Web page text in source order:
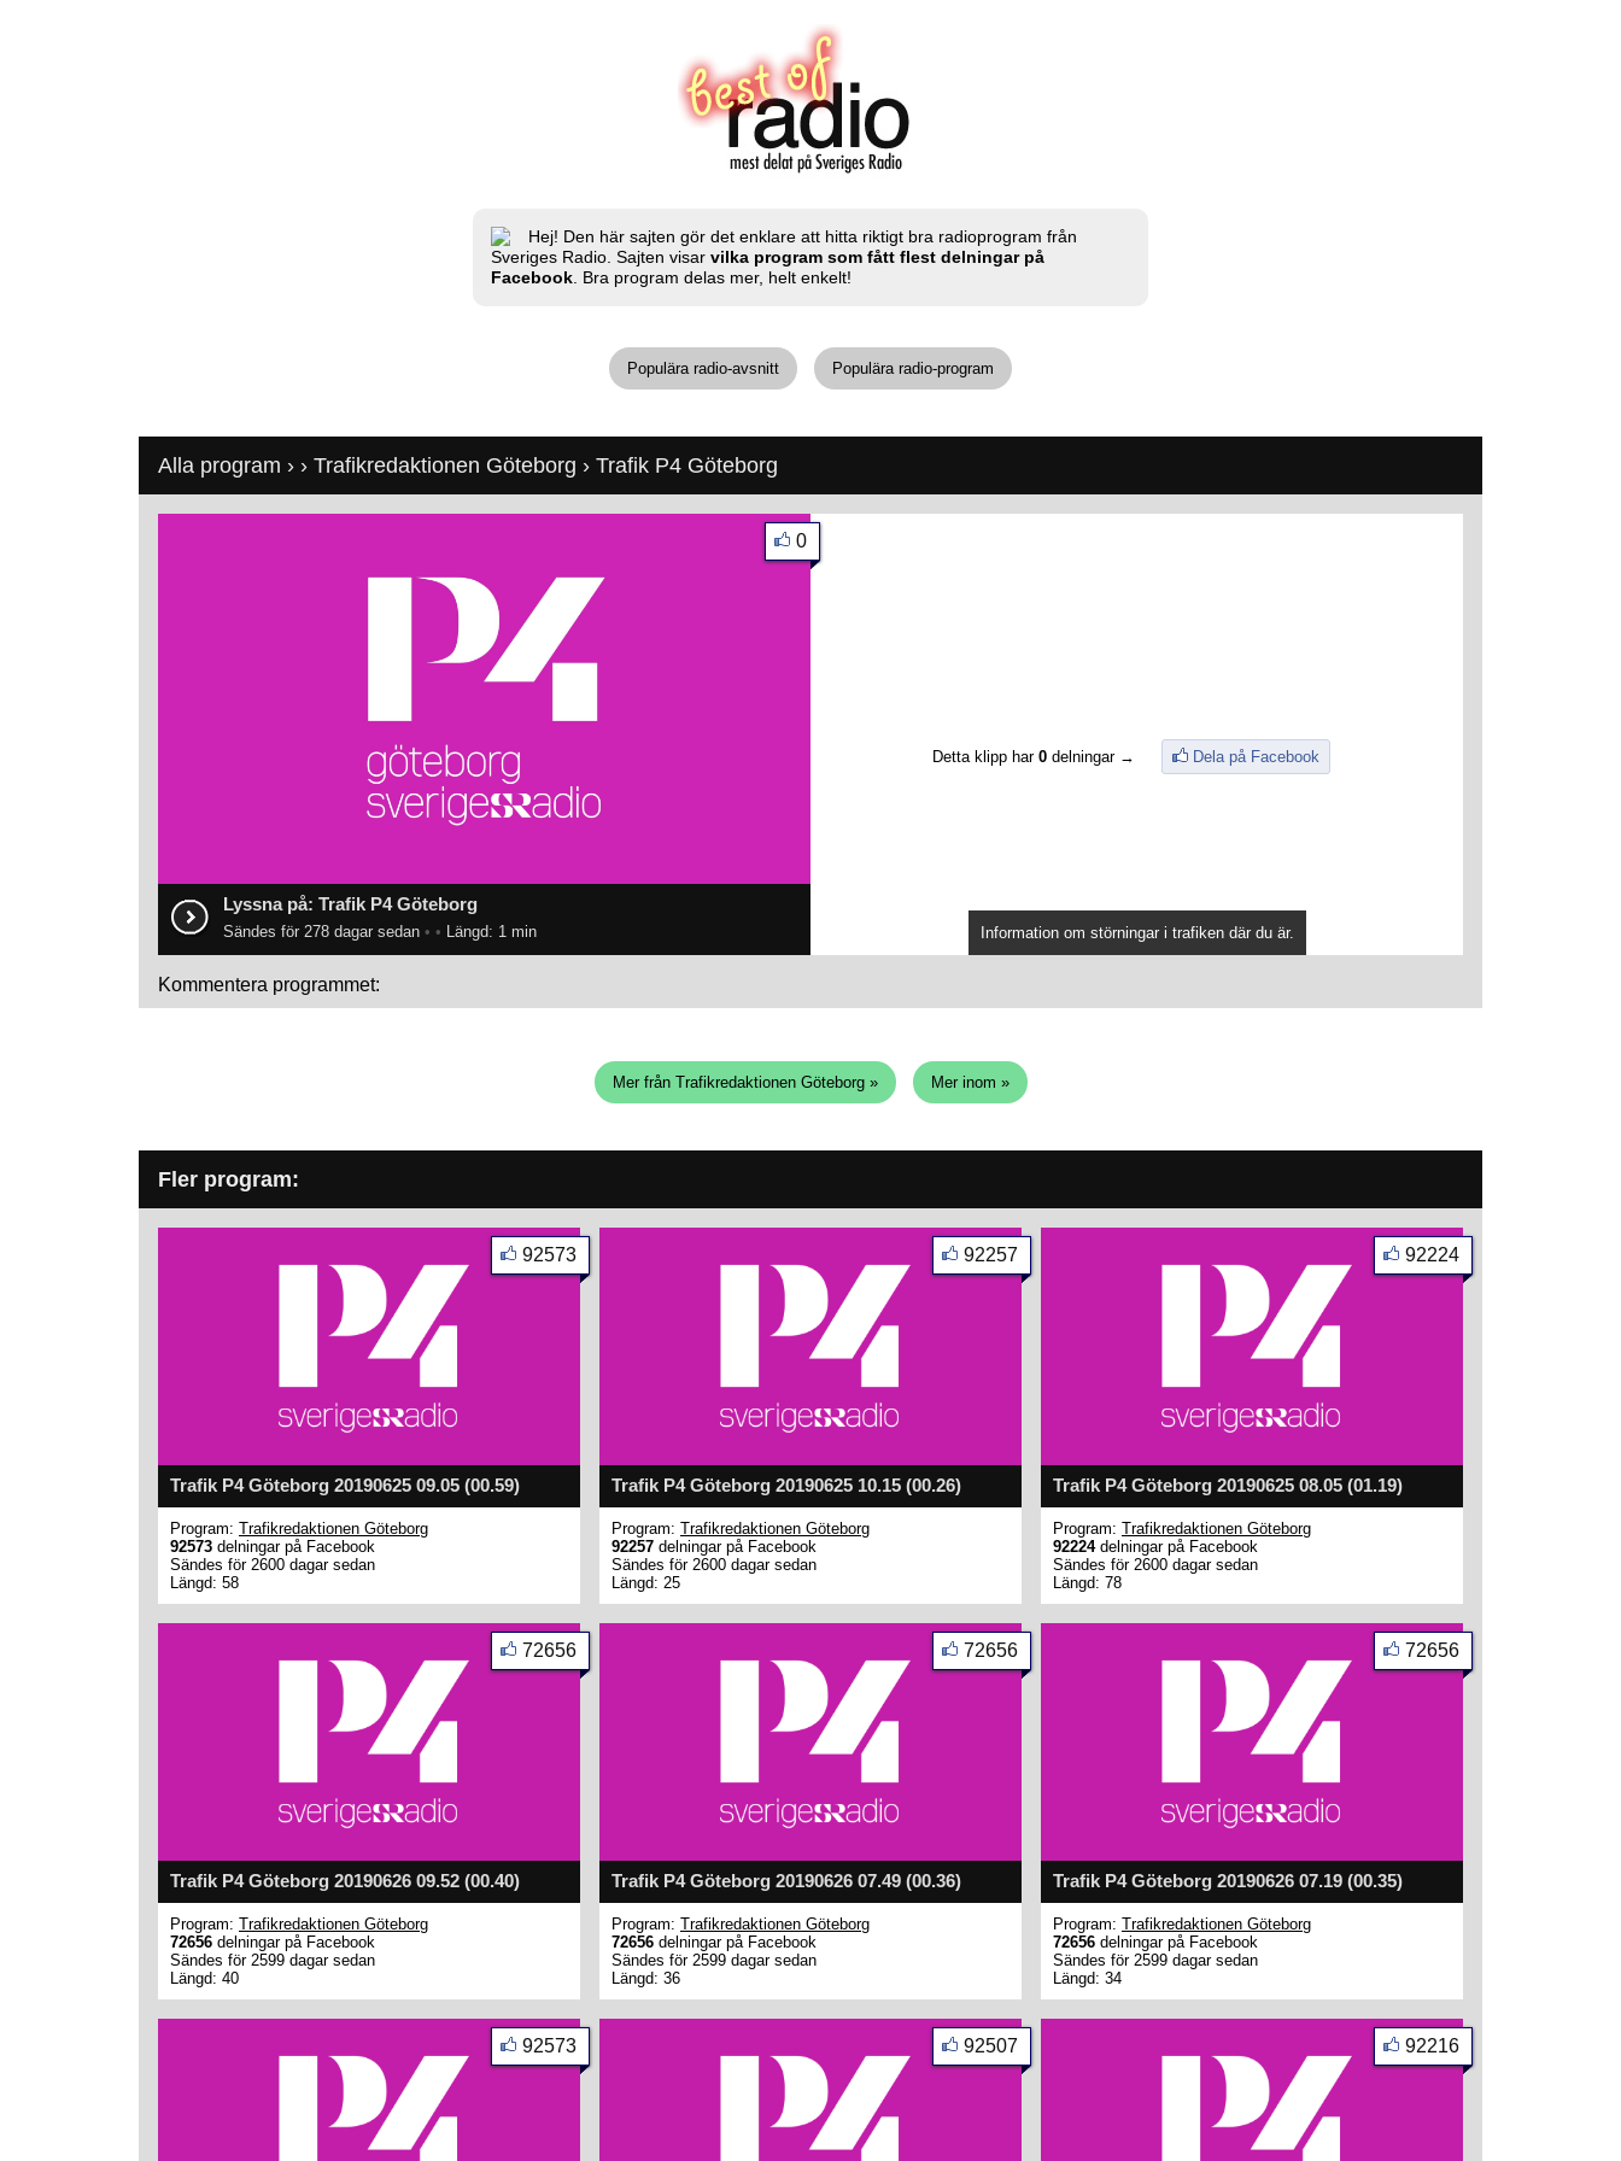
Hej! Den här sajten gör det enklare att hitta riktigt bra radioprogram från
Sveriges Radio. Sajten visar vilka program som fått flest delningar på
Facebook . Bra program delas mer, helt enkelt!
Populära radio-avsnitt Populära radio-program
Alla program › › Trafikredaktionen Göteborg › Trafik P4 Göteborg
Lyssna på: Trafik P4 Göteborg
Sändes för 278 dagar sedan • • Längd: 1 min
0
Detta klipp har 0delningar → Dela på Facebook
Information om störningar i trafiken där du är.
Kommentera programmet:
Mer från Trafikredaktionen Göteborg » Mer inom »
Fler program:
Trafik P4 Göteborg 20190625 09.05 (00.59)
92573
Program: Trafikredaktionen Göteborg
92573 delningar på Facebook
Sändes för 2600 dagar sedan
Längd: 58
Trafik P4 Göteborg 20190625 10.15 (00.26)
92257
Program: Trafikredaktionen Göteborg
92257 delningar på Facebook
Sändes för 2600 dagar sedan
Längd: 25
Trafik P4 Göteborg 20190625 08.05 (01.19)
92224
Program: Trafikredaktionen Göteborg
92224delningar på Facebook
Sändes för 2600 dagar sedan
Längd: 78
Trafik P4 Göteborg 20190626 09.52 (00.40)
72656
Program: Trafikredaktionen Göteborg
72656 delningar på Facebook
Sändes för 2599 dagar sedan
Längd: 40
Trafik P4 Göteborg 20190626 07.49 (00.36)
72656
Program: Trafikredaktionen Göteborg
72656 delningar på Facebook
Sändes för 2599 dagar sedan
Längd: 36
Trafik P4 Göteborg 20190626 07.19 (00.35)
72656
Program: Trafikredaktionen Göteborg
72656 delningar på Facebook
Sändes för 2599 dagar sedan
Längd: 34
92573 92507 92216